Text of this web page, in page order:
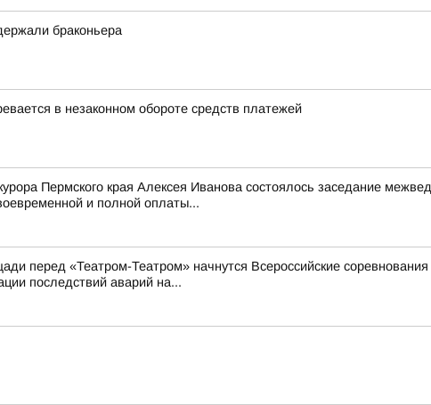
браконьера
в незаконном обороте средств платежей
Пермского края Алексея Иванова состоялось заседание
и полной оплаты...
перед «Театром-Театром» начнутся Всероссийские
последствий аварий на...